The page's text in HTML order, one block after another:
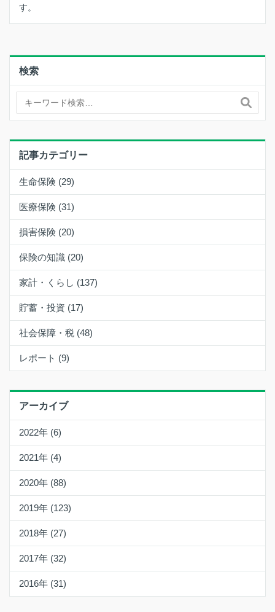
す。
検索
記事カテゴリー
生命保険 (29)
医療保険 (31)
損害保険 (20)
保険の知識 (20)
家計・くらし (137)
貯蓄・投資 (17)
社会保障・税 (48)
レポート (9)
アーカイブ
2022年 (6)
2021年 (4)
2020年 (88)
2019年 (123)
2018年 (27)
2017年 (32)
2016年 (31)